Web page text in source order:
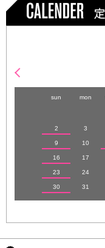
sun mon
2 3
9 10
16 17
23 24
30 31